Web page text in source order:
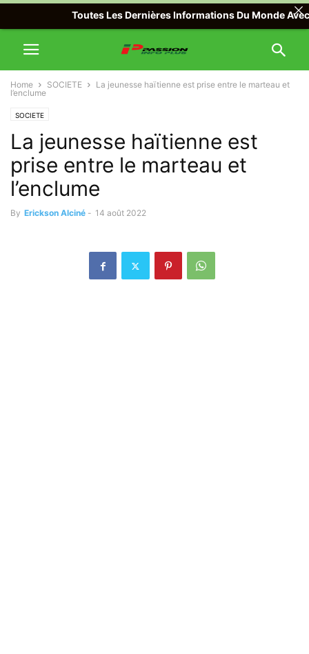
Home SOCIETE
La jeunesse haïtienne est prise entre le marteau et
l’enclume
SOCIETE
La jeunesse haïtienne est
prise entre le marteau et
l’enclume
By Erickson Alciné - 14 août 2022
Toutes Les Dernières Informations Du Monde Avec